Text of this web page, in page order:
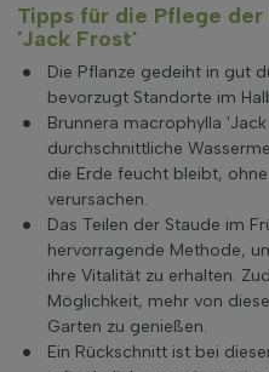
Tipps für die Pflege
'Jack Frost'
Die Pflanze gedeiht in gut
bevorzugt Standorte im
Brunnera macrophylla
durchschnittliche
die Erde feucht bleibt,
verursachen.
Das Teilen der Staude im
hervorragende Methode,
ihre Vitalität zu erhalten.
Möglichkeit, mehr von
Garten zu genießen.
Ein Rückschnitt ist bei